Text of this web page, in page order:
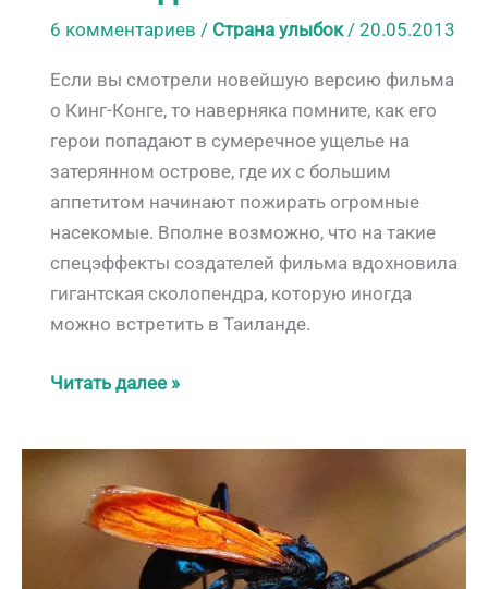
6 комментариев / Страна улыбок/ 20.05.2013
Если вы смотрели новейшую версию фильма
о Кинг-Конге, то наверняка помните, как его
герои попадают в сумеречное ущелье на
затерянном острове, где их с большим
аппетитом начинают пожирать огромные
насекомые. Вполне возможно, что на такие
спецэффекты создателей фильма вдохновила
гигантская сколопендра, которую иногда
можно встретить в Таиланде.
Гигантская
Опасный
обитатель
Таиланда
Читать далее »